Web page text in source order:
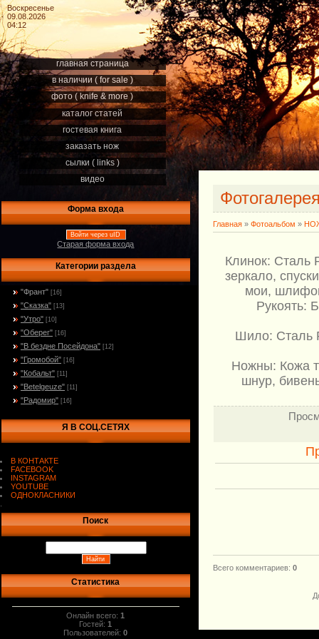
Воскресенье
09.08.2026
04:12
главная страница
в наличии ( for sale )
фото ( knife & more )
каталог статей
гостевая книга
заказать нож
сылки ( links )
видео
Форма входа
Войти через uID
Старая форма входа
Категории раздела
"Франт" [16]
"Сказка" [13]
"Утро" [10]
"Оберег" [16]
"В бездне Посейдона" [12]
"Громобой" [16]
"Кобальт" [11]
"Betelgeuze" [11]
"Радомир" [16]
Я В СОЦ.СЕТЯХ
В КОНТАКТЕ
FACEBOOK
INSTAGRAM
YOUTUBE
ОДНОКЛАСНИКИ
Поиск
Статистика
Онлайн всего:1
Гостей:1
Пользователей:0
Главная » Фотоальбом »
Клинок: Сталь
зеркало,
мои,
Рукоять:
Шило: Сталь
Ножны: Кожа
шнур,
Всего комментариев: 0